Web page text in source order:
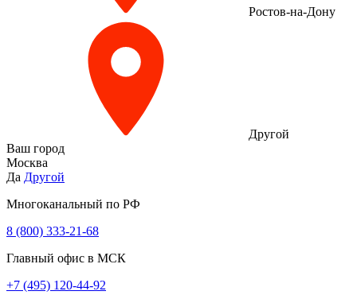
Ростов-на-Дону
Другой
Ваш город
Москва
Да Другой
Многоканальный по РФ
8 (800) 333‑21-68
Главный офис в МСК
+7 (495) 120-44-92